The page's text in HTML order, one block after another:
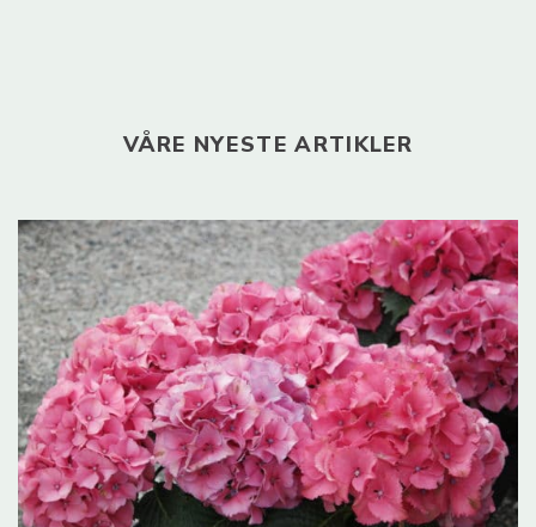
VÅRE NYESTE ARTIKLER